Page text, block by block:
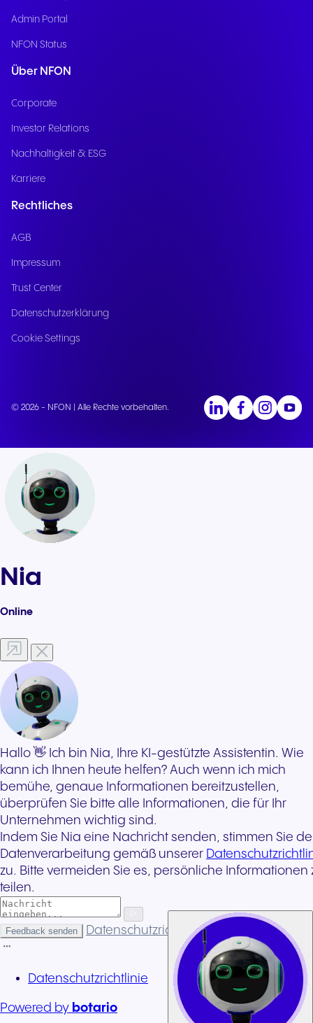
Admin Portal
NFON Status
Über NFON
Corporate
Investor Relations
Nachhaltigkeit & ESG
Karriere
Rechtliches
AGB
Impressum
Trust Center
Datenschutzerklärung
Cookie Settings
© 2026 - NFON | Alle Rechte vorbehalten.